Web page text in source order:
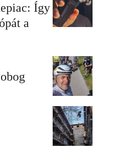
Így
a